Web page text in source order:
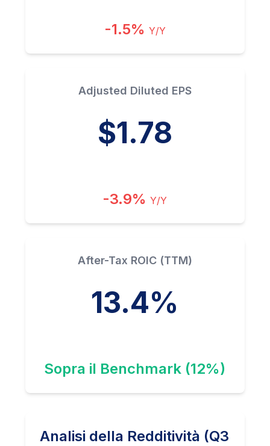
-1.5% Y/Y
Adjusted Diluted EPS
$1.78
-3.9%Y/Y
After-Tax ROIC (TTM)
13.4%
Sopra il Benchmark (12%)
Analisi della Redditività (Q3